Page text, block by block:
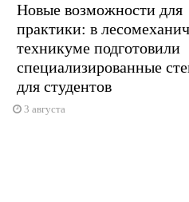
Новые возможности для
практики: в
техникуме подготовили
специализированные
для студентов
3 августа